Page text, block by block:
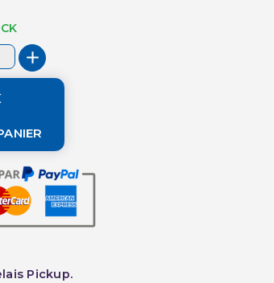
Pickup.